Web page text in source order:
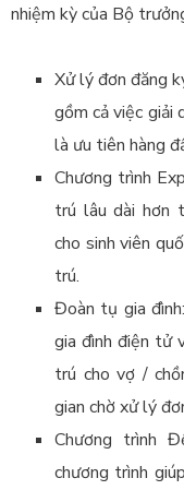
nhiệm kỳ của Bộ
Xử lý đơn đăng
gồm cả việc giải
là ưu tiên hàng
Chương trình
trú lâu dài hơn
cho sinh viên
trú.
Đoàn tụ gia
gia đình điện tử
trú cho vợ /
gian chờ xử lý
Chương trình
chương trình